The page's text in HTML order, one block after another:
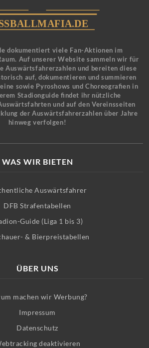
dokumentiert viele Fan-Aktionen im
Auf unserer Website sammeln wir für
Auswärtsfahrerzahlen und bereiten diese
auf, dokumentieren und summieren
sowie Pyroshows und Choreografien in
Stadionguide findet ihr nützliche
und auf den Vereinsseiten
der Auswärtsfahrerzahlen über Jahre
hinweg verfolgen!
WAS WIR BIETEN
Auswärtsfahrer
DFB Strafentabellen
Guide (Liga 1 bis 3)
& Bierpreistabellen
ÜBER UNS
machen wir Werbung?
Impressum
Datenschutz
deaktivieren